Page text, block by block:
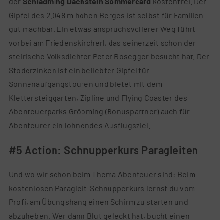
Gipfel des 2.048 m hohen Berges ist selbst für Familien
gut machbar. Ein etwas anspruchsvollerer Weg führt
vorbei am Friedenskircherl, das seinerzeit schon der
steirische Volksdichter Peter Rosegger besucht hat. Der
Stoderzinken ist ein beliebter Gipfel für
Sonnenaufgangstouren und bietet mit dem
Klettersteiggarten, Zipline und Flying Coaster des
Abenteuerparks Gröbming (Bonuspartner) auch für
Abenteurer ein lohnendes Ausflugsziel.
#5 Action: Schnupperkurs Paragleiten
Und wo wir schon beim Thema Abenteuer sind: Beim
kostenlosen Paragleit-Schnupperkurs lernst du vom
Profi, am Übungshang einen Schirm zu starten und
abzuheben. Wer dann Blut geleckt hat, bucht einen